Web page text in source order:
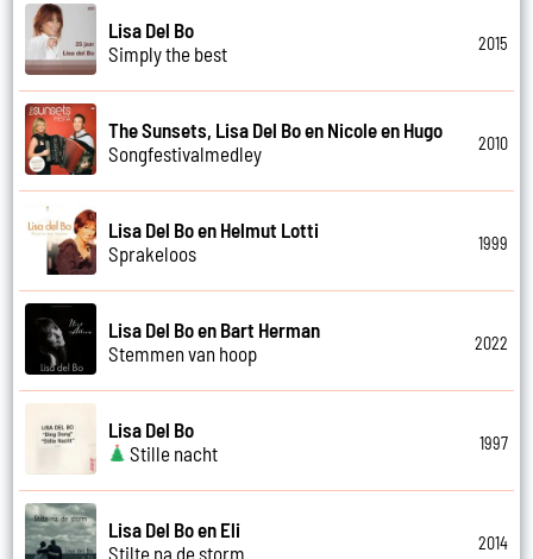
Lisa Del Bo
Simply the best
2015
The Sunsets, Lisa Del Bo en Nicole en Hugo
Songfestivalmedley
2010
Lisa Del Bo en Helmut Lotti
Sprakeloos
1999
Lisa Del Bo en Bart Herman
Stemmen van hoop
2022
Lisa Del Bo
Stille nacht
1997
Lisa Del Bo en Eli
Stilte na de storm
2014